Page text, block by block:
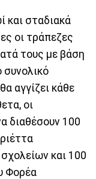
και σταδιακά
οι τράπεζες
τους με βάση
συνολικό
αγγίζει κάθε
οι
διαθέσουν 100
και 100
Φορέα